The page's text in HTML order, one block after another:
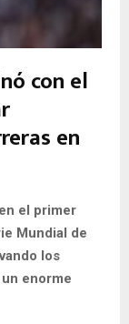
con el
en
el primer
Mundial de
los
enorme